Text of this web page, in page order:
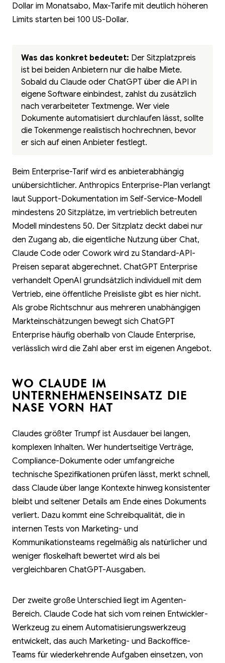
Dollar im Monatsabo, Max-Tarife mit deutlich höheren
Limits starten bei 100 US-Dollar.
Was das konkret bedeutet: Der Sitzplatzpreis
ist bei beiden Anbietern nur die halbe Miete.
Sobald du Claude oder ChatGPT über die API in
eigene Software einbindest, zahlst du zusätzlich
nach verarbeiteter Textmenge. Wer viele
Dokumente automatisiert durchlaufen lässt, sollte
die Tokenmenge realistisch hochrechnen, bevor
er sich auf einen Anbieter festlegt.
Beim Enterprise-Tarif wird es anbieterabhängig
unübersichtlicher. Anthropics Enterprise-Plan verlangt
laut Support-Dokumentation im Self-Service-Modell
mindestens 20 Sitzplätze, im vertrieblich betreuten
Modell mindestens 50. Der Sitzplatz deckt dabei nur
den Zugang ab, die eigentliche Nutzung über Chat,
Claude Code oder Cowork wird zu Standard-API-
Preisen separat abgerechnet. ChatGPT Enterprise
verhandelt OpenAI grundsätzlich individuell mit dem
Vertrieb, eine öffentliche Preisliste gibt es hier nicht.
Als grobe Richtschnur aus mehreren unabhängigen
Markteinschätzungen bewegt sich ChatGPT
Enterprise häufig oberhalb von Claude Enterprise,
verlässlich wird die Zahl aber erst im eigenen Angebot.
WO CLAUDE IM
UNTERNEHMENSEINSATZ DIE
NASE VORN HAT
Claudes größter Trumpf ist Ausdauer bei langen,
komplexen Inhalten. Wer hundertseitige Verträge,
Compliance-Dokumente oder umfangreiche
technische Spezifikationen prüfen lässt, merkt schnell,
dass Claude über lange Kontexte hinweg konsistenter
bleibt und seltener Details am Ende eines Dokuments
verliert. Dazu kommt eine Schreibqualität, die in
internen Tests von Marketing- und
Kommunikationsteams regelmäßig als natürlicher und
weniger floskelhaft bewertet wird als bei
vergleichbaren ChatGPT-Ausgaben.
Der zweite große Unterschied liegt im Agenten-
Bereich. Claude Code hat sich vom reinen Entwickler-
Werkzeug zu einem Automatisierungswerkzeug
entwickelt, das auch Marketing- und Backoffice-
Teams für wiederkehrende Aufgaben einsetzen, von